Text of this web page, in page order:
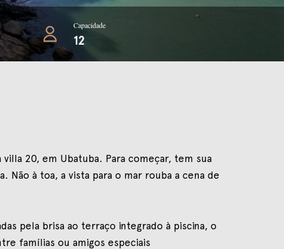
Capacidade
12
villa 20, em Ubatuba. Para começar, tem sua
Não à toa, a vista para o mar rouba a cena de
pela brisa ao terraço integrado à piscina, o
famílias ou amigos especiais